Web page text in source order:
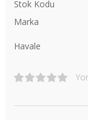
Stok Kodu
Marka
Havale